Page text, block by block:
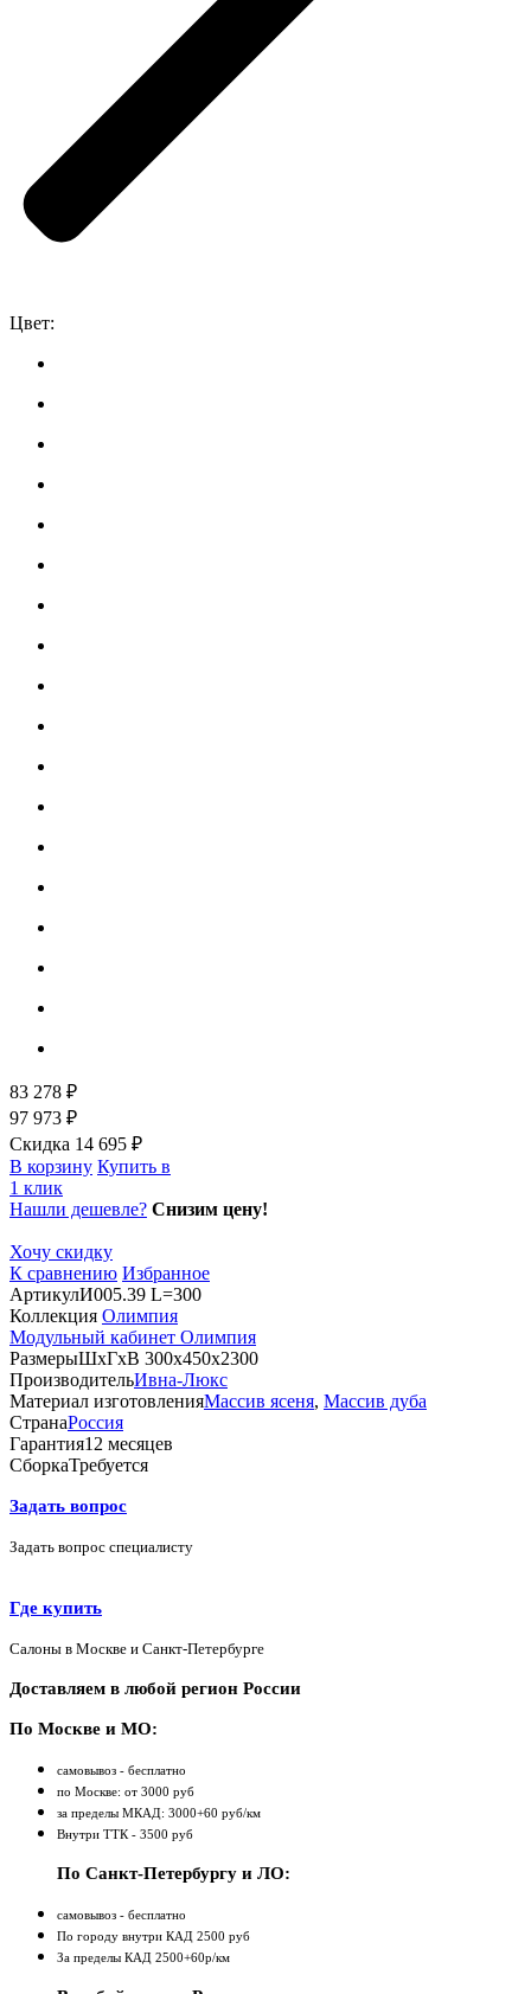
Цвет:
83 278 ₽
97 973 ₽
Скидка 14 695 ₽
В корзину Купить в
1 клик
Нашли дешевле? Снизим цену!
Хочу скидку
К сравнению Избранное
АртикулИ005.39 L=300
Коллекция Олимпия
Модульный кабинет Олимпия
РазмерыШхГхВ 300х450х2300
ПроизводительИвна-Люкс
Материал изготовленияМассив ясеня, Массив дуба
СтранаРоссия
Гарантия12 месяцев
СборкаТребуется
Задать вопрос
Задать вопрос специалисту
Где купить
Салоны в Москве и Санкт-Петербурге
Доставляем в любой регион России
По Москве и МО:
самовывоз - бесплатно
по Москве: от 3000 руб
за пределы МКАД: 3000+60 руб/км
Внутри ТТК - 3500 руб
По Санкт-Петербургу и ЛО:
самовывоз - бесплатно
По городу внутри КАД 2500 руб
За пределы КАД 2500+60р/км